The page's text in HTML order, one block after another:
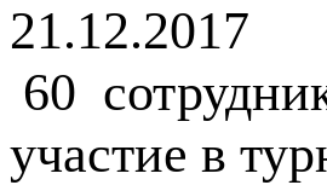
21.12.2017
60
участие в